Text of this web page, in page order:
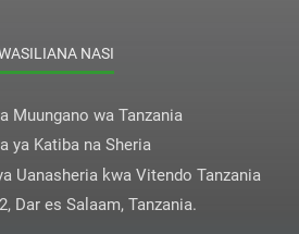
NASI
Muungano wa Tanzania
ya Katiba na Sheria
Uanasheria kwa Vitendo Tanzania
Dar es Salaam, Tanzania.